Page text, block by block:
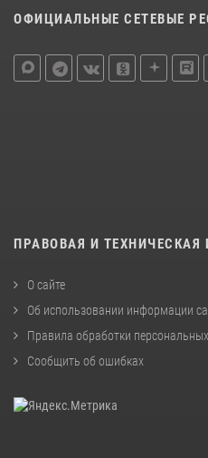
ОФИЦИАЛЬНЫЕ СЕТЕВЫЕ
ПРАВОВАЯ И
О сайте
Об использовании информации
Правила обработки
Сообщить об ошибках